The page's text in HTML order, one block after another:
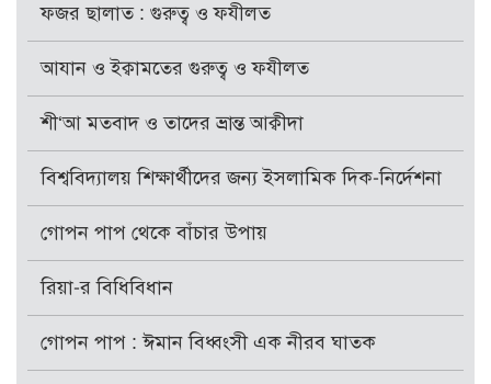
ফজর ছালাত : গুরুত্ব ও ফযীলত
আযান ও ইক্বামতের গুরুত্ব ও ফযীলত
শী‘আ মতবাদ ও তাদের ভ্রান্ত আক্বীদা
বিশ্ববিদ্যালয় শিক্ষার্থীদের জন্য ইসলামিক দিক-নির্দেশনা
গোপন পাপ থেকে বাঁচার উপায়
রিয়া-র বিধিবিধান
গোপন পাপ : ঈমান বিধ্বংসী এক নীরব ঘাতক